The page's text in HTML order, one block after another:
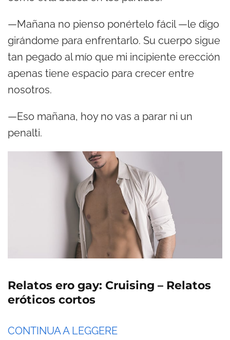
—Mañana no pienso ponértelo fácil —le digo
girándome para enfrentarlo. Su cuerpo sigue
tan pegado al mío que mi incipiente erección
apenas tiene espacio para crecer entre
nosotros.
—Eso mañana, hoy no vas a parar ni un
penalti.
Relatos ero gay: Cruising – Relatos
eróticos cortos
CONTINUA A LEGGERE